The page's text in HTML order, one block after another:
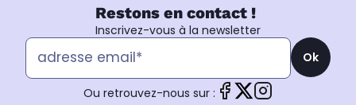
Restons en contact !
Inscrivez-vous à la newsletter
Ok
Ou retrouvez-nous sur :